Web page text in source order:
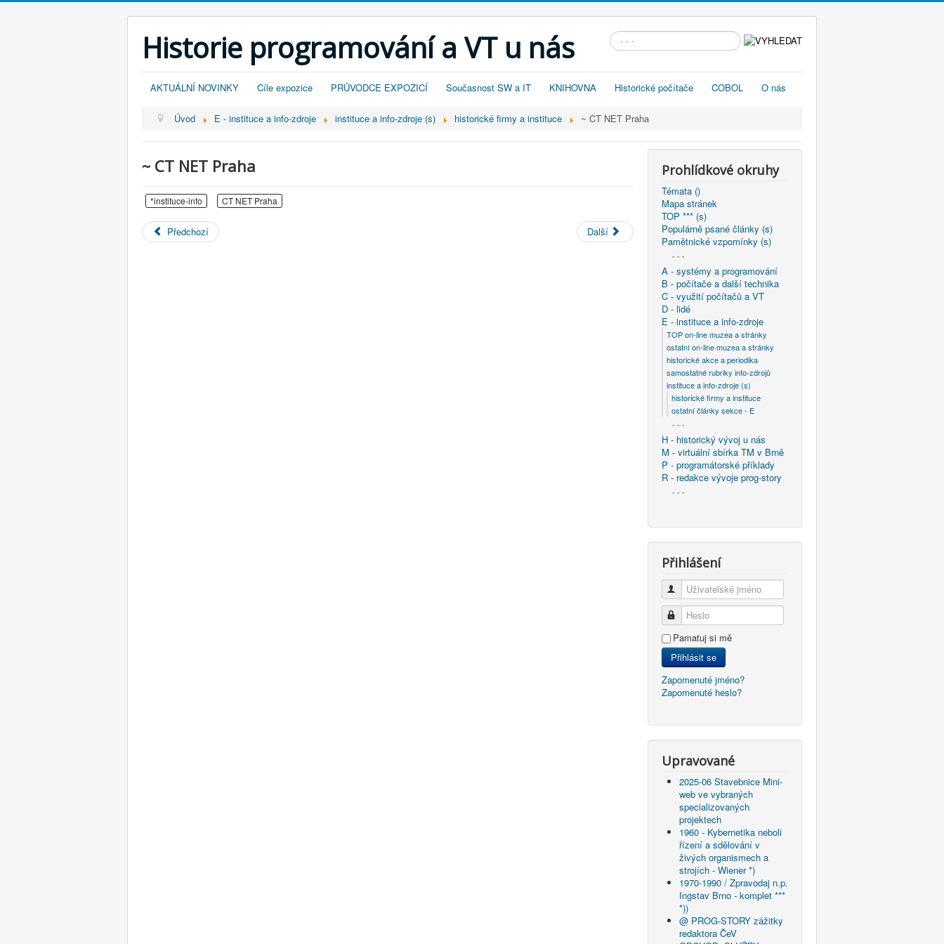
Historie programování a VT u nás Vyhledávání...
AKTUÁLNÍ NOVINKY Cíle expozice PRŮVODCE EXPOZICÍ Současnost SW a IT KNIHOVNA Historické počítače COBOL O nás
Úvod E - instituce a info-zdroje instituce a info-zdroje (s) historické firmy a instituce ~ CT NET Praha
~ CT NET Praha
*instituce-info CT NET Praha
Předchozí Další
Prohlídkové okruhy
Témata ()
Mapa stránek
TOP *** (s)
Populárně psané články (s)
Pamětnické vzpomínky (s)
- - -
A - systémy a programování
B - počítače a další technika
C - využití počítačů a VT
D - lidé
E - instituce a info-zdroje
TOP on-line muzea a stránky
ostatní on-line muzea a stránky
historické akce a periodika
samostatné rubriky info-zdrojů
instituce a info-zdroje (s)
historické firmy a instituce
ostatní články sekce - E
- - -
H - historický vývoj u nás
M - virtuální sbírka TM v Brně
P - programátorské příklady
R - redakce vývoje prog-story
- - -
Přihlášení
Uživatelské jméno
Heslo
Pamatuj si mě
Přihlásit se
Zapomenuté jméno?
Zapomenuté heslo?
Upravované
2025-06 Stavebnice Mini-
web ve vybraných
specializovaných
projektech
1960 - Kybernetika neboli
řízení a sdělování v
živých organismech a
strojích - Wiener *)
1970-1990 / Zpravodaj n.p.
Ingstav Brno - komplet ***
*))
@ PROG-STORY zážitky
redaktora ČeV